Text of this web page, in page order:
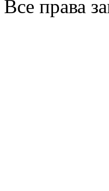
Все права